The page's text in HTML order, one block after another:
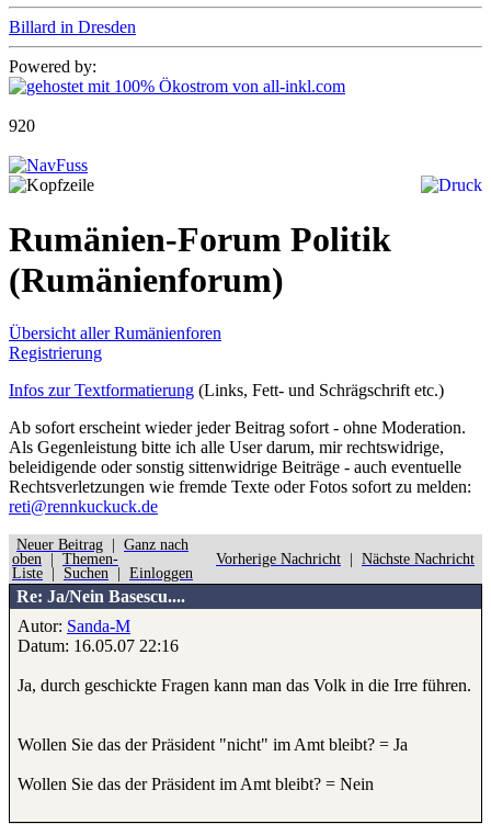
Billard in Dresden
Powered by:
920
Rumänien-Forum Politik
(Rumänienforum)
Übersicht aller Rumänienforen
Registrierung
Infos zur Textformatierung (Links, Fett- und Schrägschrift etc.)
Ab sofort erscheint wieder jeder Beitrag sofort - ohne Moderation.
Als Gegenleistung bitte ich alle User darum, mir rechtswidrige,
beleidigende oder sonstig sittenwidrige Beiträge - auch eventuelle
Rechtsverletzungen wie fremde Texte oder Fotos sofort zu melden:
reti@rennkuckuck.de
Neuer Beitrag
Ganz nach
oben
Themen-
Liste
Suchen Einloggen
Vorherige Nachricht Nächste Nachricht
Re: Ja/Nein Basescu....
Autor: Sanda-M
Datum: 16.05.07 22:16
Ja, durch geschickte Fragen kann man das Volk in die Irre führen.
Wollen Sie das der Präsident "nicht" im Amt bleibt? = Ja
Wollen Sie das der Präsident im Amt bleibt? = Nein